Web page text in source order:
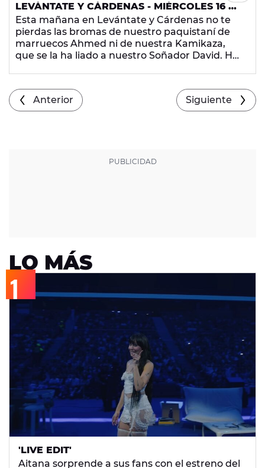
LEVÁNTATE Y CÁRDENAS - MIÉRCOLES 16 DE
SEPTIEMBRE DE 2015
Esta mañana en Levántate y Cárdenas no te
pierdas las bromas de nuestro paquistaní de
marruecos Ahmed ni de nuestra Kamikaza,
que se la ha liado a nuestro Soñador David. Ha
peque, ha demostrado mucho talento.
Tampoco te pierdas las noticias más curiosas y
la mejor música, ¡en Europa FM!
Anterior Siguiente
LO MÁS
'LIVE EDIT'
Aitana sorprende a sus fans con el estreno del